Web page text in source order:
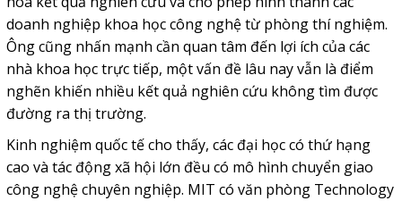
doanh nghiệp khoa học công nghệ từ phòng thí nghiệm.
Ông cũng nhấn mạnh cần quan tâm đến lợi ích của các
nhà khoa học trực tiếp, một vấn đề lâu nay vẫn là điểm
nghẽn khiến nhiều kết quả nghiên cứu không tìm được
đường ra thị trường.
Kinh nghiệm quốc tế cho thấy, các đại học có thứ hạng
cao và tác động xã hội lớn đều có mô hình chuyển giao
công nghệ chuyên nghiệp. MIT có văn phòng Technology